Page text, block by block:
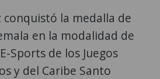
conquistó la medalla de
en la modalidad de
Sports de los Juegos
y del Caribe Santo